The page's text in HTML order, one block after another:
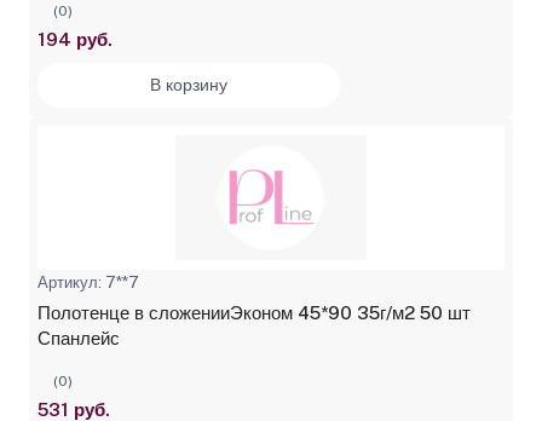
(0)
194 руб.
В корзину
Артикул: 7**7
Полотенце в сложенииЭконом 45*90 35г/м2 50 шт
Спанлейс
(0)
531 руб.